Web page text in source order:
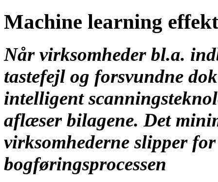
Machine learning
Når virksomheder bl.a.
tastefejl og forsvundne
intelligent
aflæser bilagene. Det
virksomhederne slipper
bogføringsprocessen